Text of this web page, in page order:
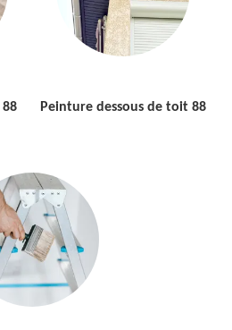
Peinture dessous de toit 88